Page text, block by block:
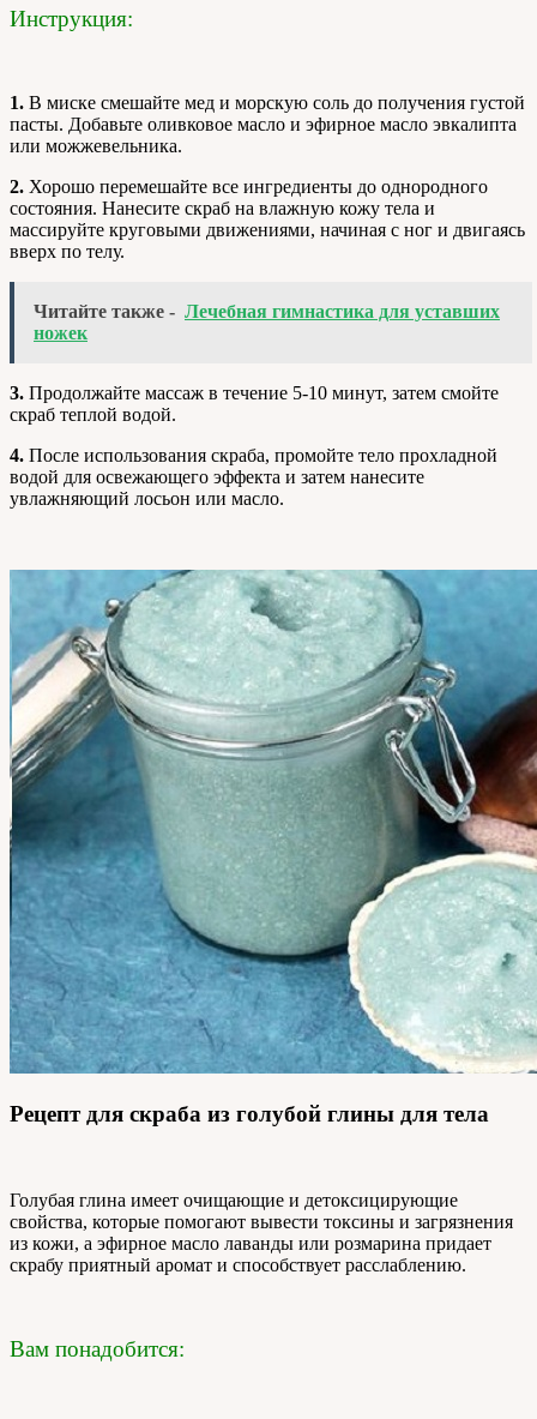
Инструкция:
1. В миске смешайте мед и морскую соль до получения густой
пасты. Добавьте оливковое масло и эфирное масло эвкалипта
или можжевельника.
2. Хорошо перемешайте все ингредиенты до однородного
состояния. Нанесите скраб на влажную кожу тела и
массируйте круговыми движениями, начиная с ног и двигаясь
вверх по телу.
Читайте также - Лечебная гимнастика для уставших
ножек
3. Продолжайте массаж в течение 5-10 минут, затем смойте
скраб теплой водой.
4. После использования скраба, промойте тело прохладной
водой для освежающего эффекта и затем нанесите
увлажняющий лосьон или масло.
Рецепт для скраба из голубой глины для тела
Голубая глина имеет очищающие и детоксицирующие
свойства, которые помогают вывести токсины и загрязнения
из кожи, а эфирное масло лаванды или розмарина придает
скрабу приятный аромат и способствует расслаблению.
Вам понадобится: